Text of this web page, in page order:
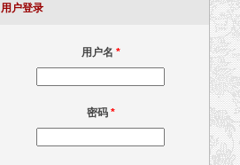
用户登录
用户名 *
密码 *